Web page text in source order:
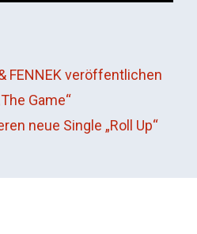
FENNEK veröffentlichen
Game“
neue Single „Roll Up“